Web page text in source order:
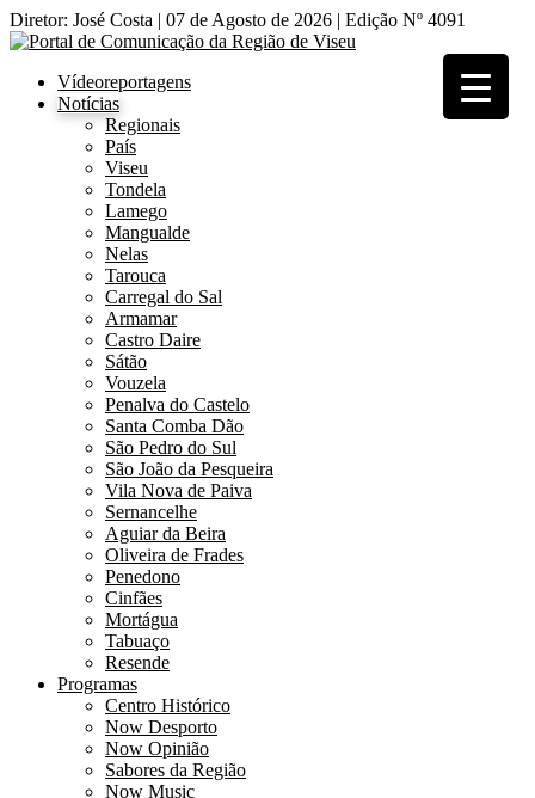
Diretor: José Costa | 07 de Agosto de 2026 | Edição Nº 4091
Vídeoreportagens
Notícias
Regionais
País
Viseu
Tondela
Lamego
Mangualde
Nelas
Tarouca
Carregal do Sal
Armamar
Castro Daire
Sátão
Vouzela
Penalva do Castelo
Santa Comba Dão
São Pedro do Sul
São João da Pesqueira
Vila Nova de Paiva
Sernancelhe
Aguiar da Beira
Oliveira de Frades
Penedono
Cinfães
Mortágua
Tabuaço
Resende
Programas
Centro Histórico
Now Desporto
Now Opinião
Sabores da Região
Now Music